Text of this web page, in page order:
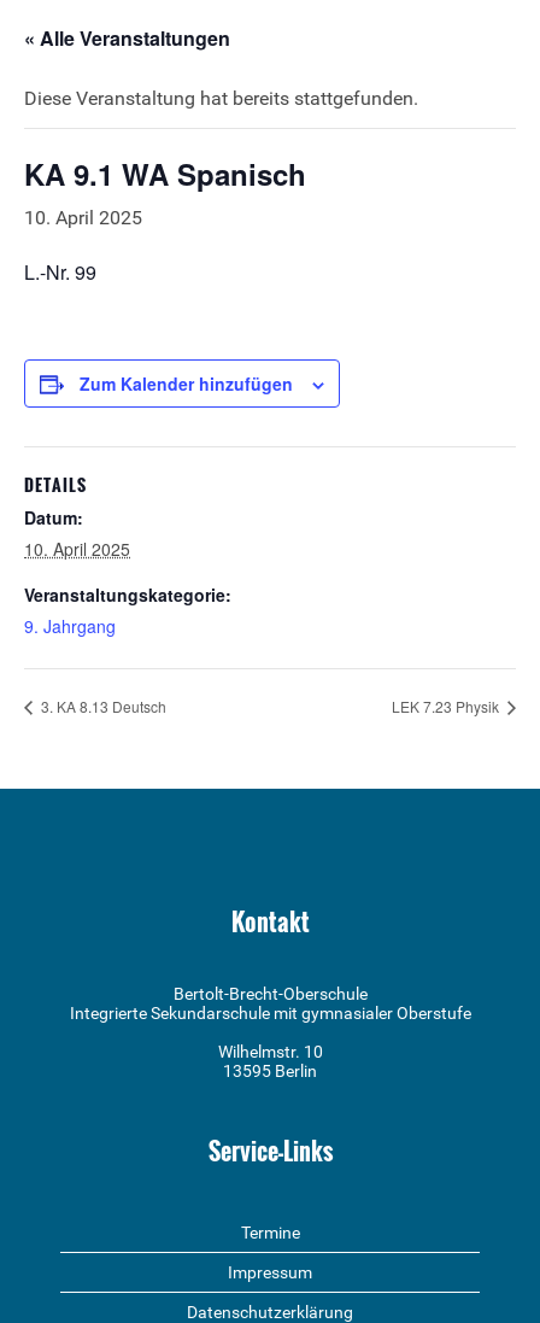
« Alle Veranstaltungen
Diese Veranstaltung hat bereits stattgefunden.
KA 9.1 WA Spanisch
10. April 2025
L.-Nr. 99
Zum Kalender hinzufügen
DETAILS
Datum:
10. April 2025
Veranstaltungskategorie:
9. Jahrgang
3. KA 8.13 Deutsch LEK 7.23 Physik
Kontakt
Bertolt-Brecht-Oberschule
Integrierte Sekundarschule mit gymnasialer Oberstufe
Wilhelmstr. 10
13595 Berlin
Service-Links
Termine
Impressum
Datenschutzerklärung